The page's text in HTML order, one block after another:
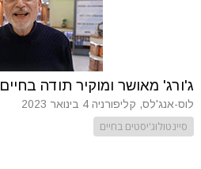
ג'ורג' מאושר ומוקיר תודה בחיים
לוס-אנג'לס, קליפורניה 4 בינואר 2023
סיינטולוג'יסטים בחיים